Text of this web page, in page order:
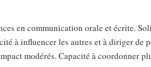
en communication orale et écrite.
à influencer les autres et à diriger de
modérés. Capacité à coordonner